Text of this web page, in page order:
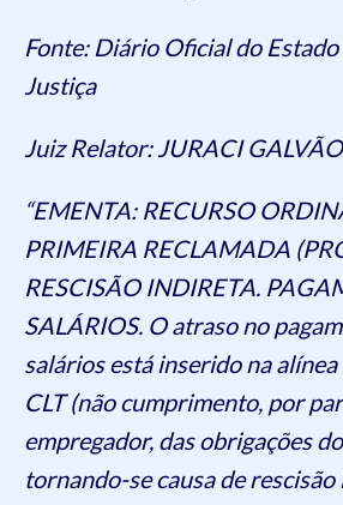
Fonte: Diário Oficial do Estado
Justiça
Juiz Relator: JURACI
“EMENTA: RECURSO
PRIMEIRA RECLAMADA
RESCISÃO INDIRETA.
SALÁRIOS. O atraso no
salários está inserido na
CLT (não cumprimento, por
empregador, das obrigações
tornando-se causa de